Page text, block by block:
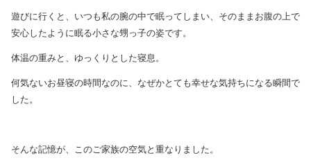
遊びに行くと、いつも私の腕の中で眠ってしまい、そのままお腹の上で
安心したように眠る小さな甥っ子の姿です。
体温の重みと、ゆっくりとした寝息。
何気ないお昼寝の時間なのに、なぜかとても幸せな気持ちになる瞬間で
した。
そんな記憶が、このご家族の空気と重なりました。